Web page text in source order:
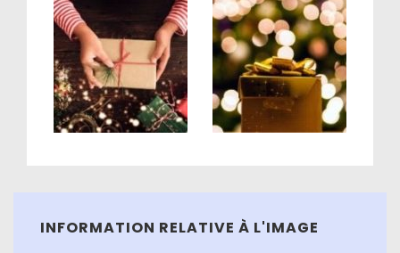
INFORMATION RELATIVE À L'IMAGE